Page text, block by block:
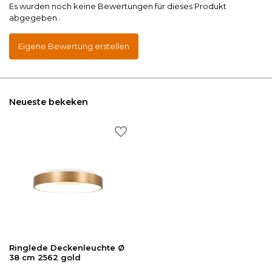
Es wurden noch keine Bewertungen für dieses Produkt
abgegeben..
Eigene Bewertung erstellen
Neueste bekeken
Ringlede Deckenleuchte Ø
38 cm 2562 gold